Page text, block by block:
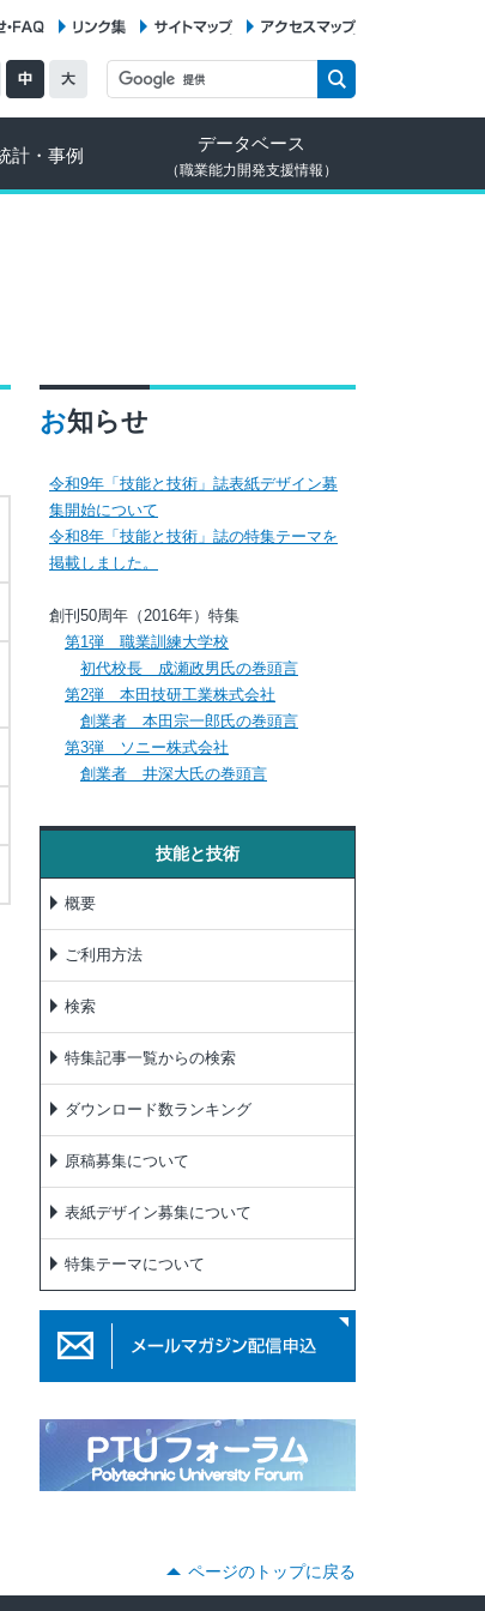
計・事例
データベース
（職業能力開発支援情報）
お知らせ
令和9年「技能と技術」誌表紙デザイン募
集開始について
令和8年「技能と技術」誌の特集テーマを
掲載しました。
創刊50周年（2016年）特集
第1弾 職業訓練大学校
初代校長 成瀬政男氏の巻頭言
第2弾 本田技研工業株式会社
創業者 本田宗一郎氏の巻頭言
第3弾 ソニー株式会社
創業者 井深大氏の巻頭言
技能と技術
概要
ご利用方法
検索
特集記事一覧からの検索
ダウンロード数ランキング
原稿募集について
表紙デザイン募集について
特集テーマについて
ページのトップに戻る